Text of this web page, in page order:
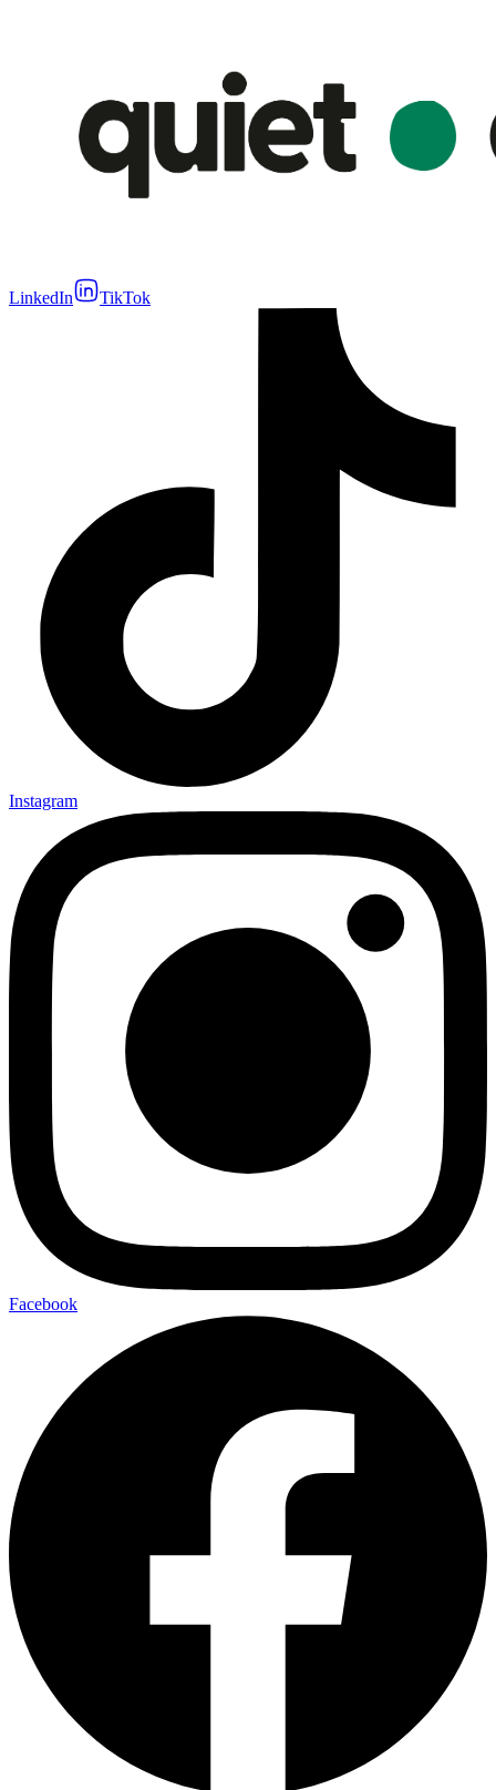
LinkedIn TikTok
Instagram
Facebook